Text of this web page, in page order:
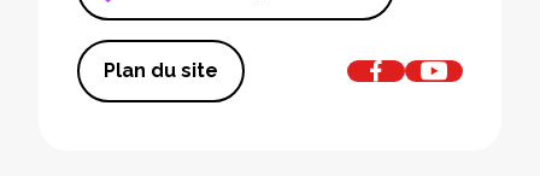
Plan du site